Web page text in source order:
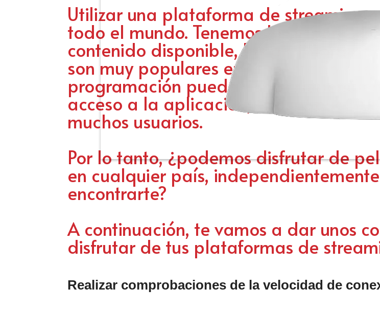
Utilizar una plataforma de streaming
todo el mundo. Tenemos la
contenido disponible, las plataformas
son muy populares en el mercado
programación puede variar
acceso a la aplicación, lo cual puede
muchos usuarios.
Por lo tanto, ¿podemos disfrutar de
en cualquier país,
encontrarte?
A continuación, te vamos a dar unos
disfrutar de tus plataformas de
Realizar comprobaciones de la velocidad de